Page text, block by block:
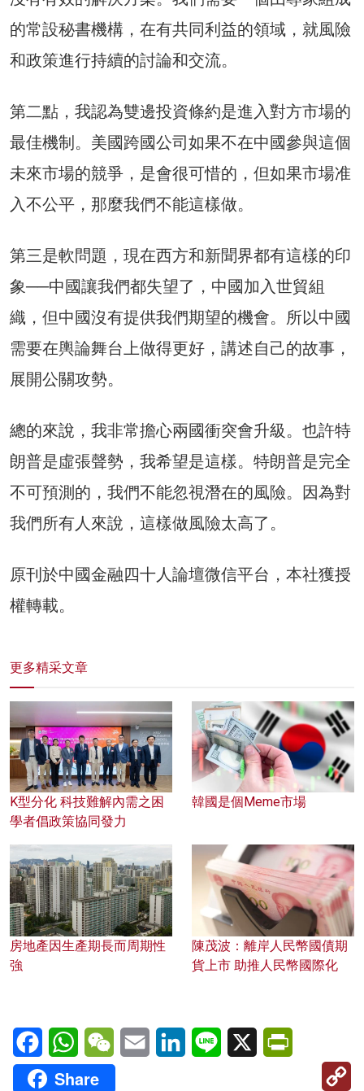
的常設秘書機構，在有共同利益的領域，就風險
和政策進行持續的討論和交流。
第二點，我認為雙邊投資條約是進入對方市場的
最佳機制。美國跨國公司如果不在中國參與這個
未來市場的競爭，是會很可惜的，但如果市場准
入不公平，那麼我們不能這樣做。
第三是軟問題，現在西方和新聞界都有這樣的印
象──中國讓我們都失望了，中國加入世貿組
織，但中國沒有提供我們期望的機會。所以中國
需要在輿論舞台上做得更好，講述自己的故事，
展開公關攻勢。
總的來說，我非常擔心兩國衝突會升級。也許特
朗普是虛張聲勢，我希望是這樣。特朗普是完全
不可預測的，我們不能忽視潛在的風險。因為對
我們所有人來說，這樣做風險太高了。
原刊於中國金融四十人論壇微信平台，本社獲授
權轉載。
更多精采文章
K型分化 科技難解內需之困
學者倡政策協同發力
韓國是個Meme市場
房地產因生產期長而周期性
強
陳茂波：離岸人民幣國債期
貨上市 助推人民幣國際化
FacebookWhatsAppWeChatEmail LinkedInLine X
Share